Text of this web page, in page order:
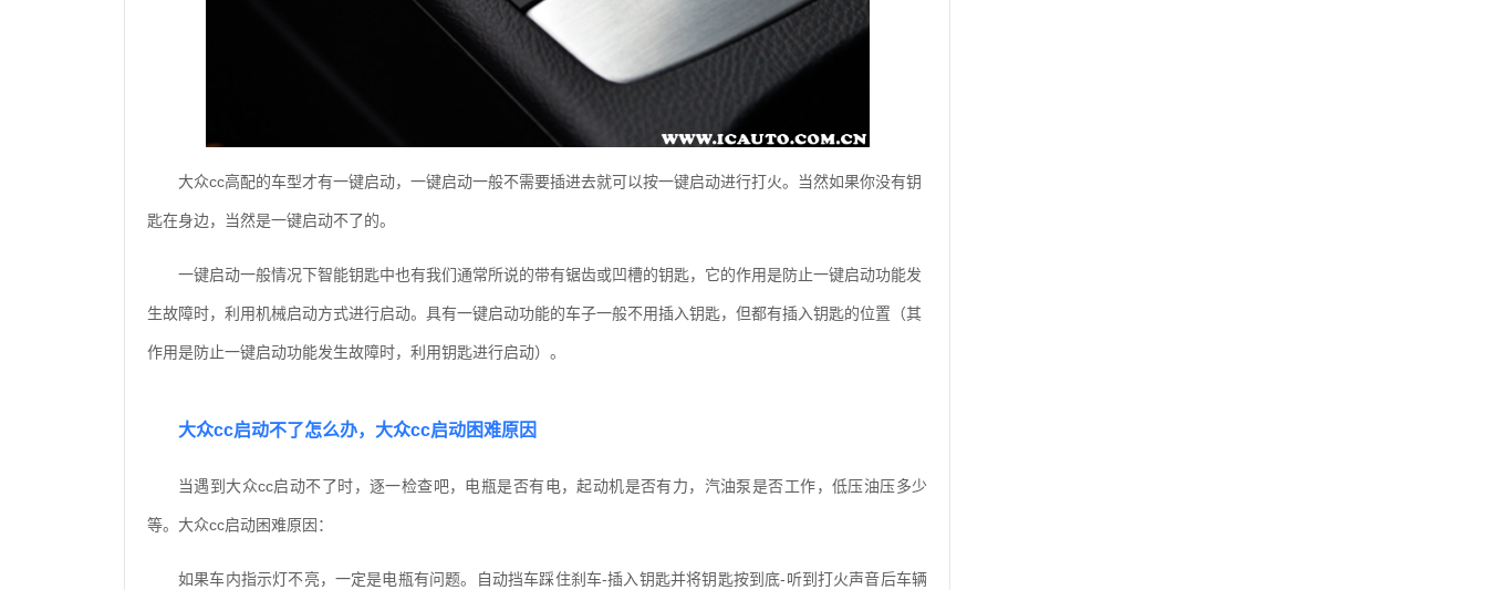
大众cc高配的车型才有一键启动，一键启动一般不需要插进去就可以按一键启动进行打火。当然如果你没有钥
匙在身边，当然是一键启动不了的。
一键启动一般情况下智能钥匙中也有我们通常所说的带有锯齿或凹槽的钥匙，它的作用是防止一键启动功能发
生故障时，利用机械启动方式进行启动。具有一键启动功能的车子一般不用插入钥匙，但都有插入钥匙的位置（其
作用是防止一键启动功能发生故障时，利用钥匙进行启动）。
大众cc启动不了怎么办，大众cc启动困难原因
当遇到大众cc启动不了时，逐一检查吧，电瓶是否有电，起动机是否有力，汽油泵是否工作，低压油压多少
等。大众cc启动困难原因：
如果车内指示灯不亮，一定是电瓶有问题。自动挡车踩住刹车-插入钥匙并将钥匙按到底-听到打火声音后车辆